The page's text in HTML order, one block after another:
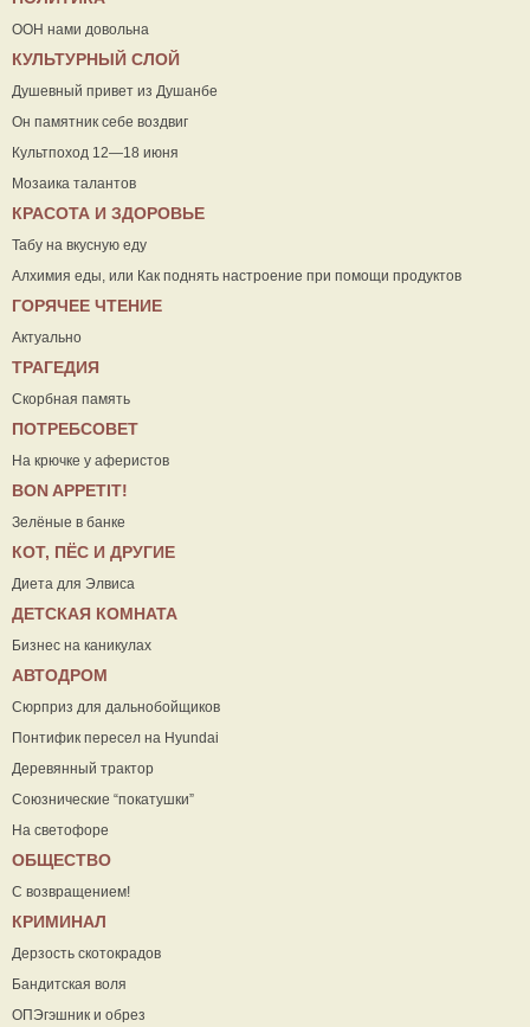
ООН нами довольна
КУЛЬТУРНЫЙ СЛОЙ
Душевный привет из Душанбе
Он памятник себе воздвиг
Культпоход 12—18 июня
Мозаика талантов
КРАСОТА И ЗДОРОВЬЕ
Табу на вкусную еду
Алхимия еды, или Как поднять настроение при помощи продуктов
ГОРЯЧЕЕ ЧТЕНИЕ
Актуально
ТРАГЕДИЯ
Скорбная память
ПОТРЕБСОВЕТ
На крючке у аферистов
ВON APPETIT!
Зелёные в банке
КОТ, ПЁС И ДРУГИЕ
Диета для Элвиса
ДЕТСКАЯ КОМНАТА
Бизнес на каникулах
АВТОДРОМ
Сюрприз для дальнобойщиков
Понтифик пересел на Hyundai
Деревянный трактор
Союзнические “покатушки”
На светофоре
ОБЩЕСТВО
С возвращением!
КРИМИНАЛ
Дерзость скотокрадов
Бандитская воля
ОПЭгэшник и обрез